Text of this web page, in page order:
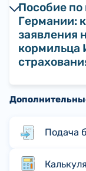
Пособие по
Германии:
заявления
кормильца
Подача